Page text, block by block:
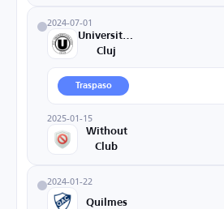
2024-07-01
Universitatea
Cluj
Traspaso
2025-01-15
Without
Club
2024-01-22
Quilmes